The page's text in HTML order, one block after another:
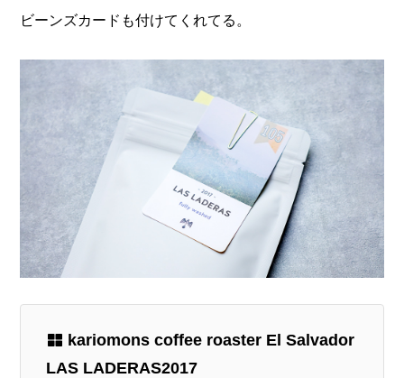
ビーンズカードも付けてくれてる。
kariomons coffee roaster El Salvador
LAS LADERAS2017